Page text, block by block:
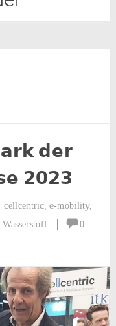
𝗱𝗲𝗿
𝟮𝟬𝟮𝟯
cellcentric, e-mobility,
Wasserstoff
0